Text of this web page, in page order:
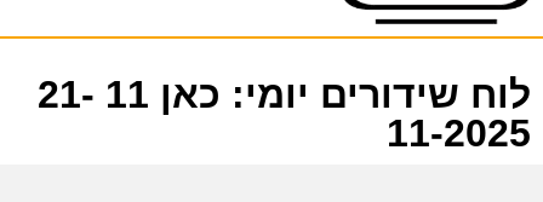
לוח שידורים יומי: כאן 11 21-
11-2025